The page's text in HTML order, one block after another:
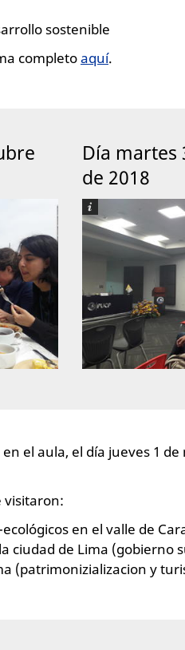
sostenible
completoaquí.
Día martes
de 2018
el aula, el día jueves 1
visitaron:
en el valle de
ciudad de Lima (gobierno
(patrimonizializacion y